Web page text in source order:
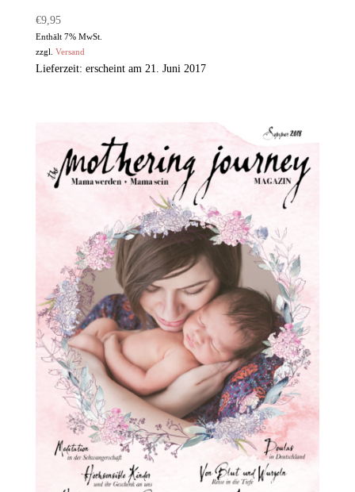
€9,95
Enthält 7% MwSt.
zzgl. Versand
Lieferzeit: erscheint am 21. Juni 2017